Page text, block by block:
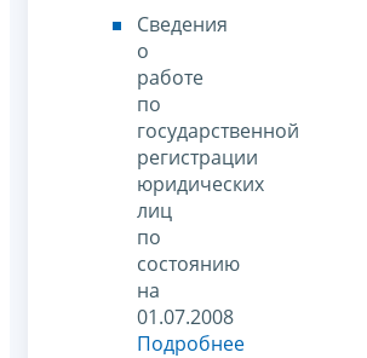
Сведения
о
работе
по
государственной
регистрации
юридических
лиц
по
состоянию
на
01.07.2008
Подробнее